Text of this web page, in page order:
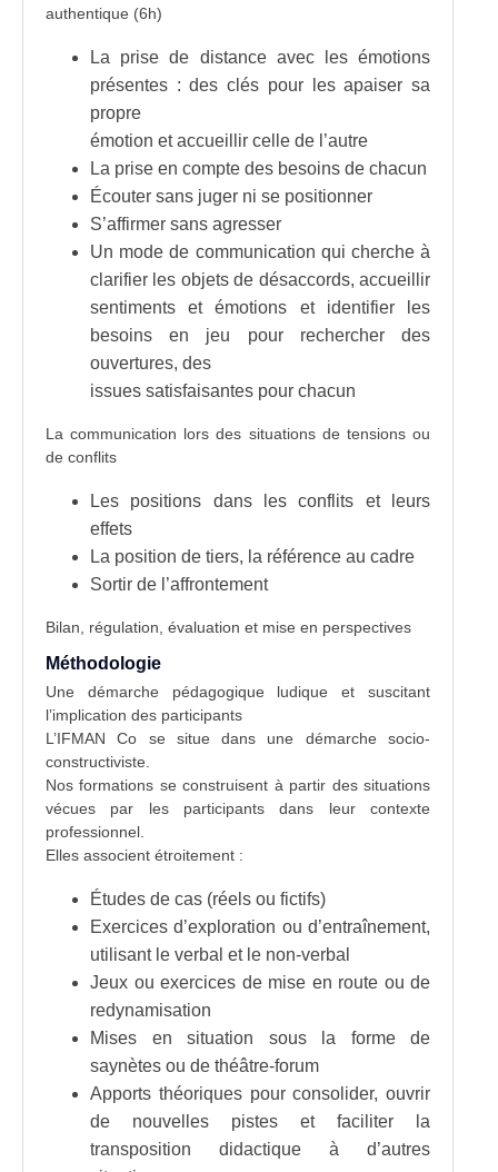
authentique (6h)
La prise de distance avec les émotions
présentes : des clés pour les apaiser sa
propre
émotion et accueillir celle de l’autre
La prise en compte des besoins de chacun
Écouter sans juger ni se positionner
S’affirmer sans agresser
Un mode de communication qui cherche à
clarifier les objets de désaccords, accueillir
sentiments et émotions et identifier les
besoins en jeu pour rechercher des
ouvertures, des
issues satisfaisantes pour chacun
La communication lors des situations de tensions ou
de conflits
Les positions dans les conflits et leurs
effets
La position de tiers, la référence au cadre
Sortir de l’affrontement
Bilan, régulation, évaluation et mise en perspectives
Méthodologie
Une démarche pédagogique ludique et suscitant
l’implication des participants
L’IFMAN Co se situe dans une démarche socio-
constructiviste.
Nos formations se construisent à partir des situations
vécues par les participants dans leur contexte
professionnel.
Elles associent étroitement :
Études de cas (réels ou fictifs)
Exercices d’exploration ou d’entraînement,
utilisant le verbal et le non-verbal
Jeux ou exercices de mise en route ou de
redynamisation
Mises en situation sous la forme de
saynètes ou de théâtre-forum
Apports théoriques pour consolider, ouvrir
de nouvelles pistes et faciliter la
transposition didactique à d’autres